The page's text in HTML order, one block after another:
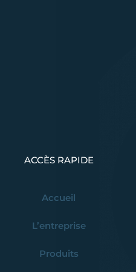
ACCÈS RAPIDE
Accueil
L’entreprise
Produits